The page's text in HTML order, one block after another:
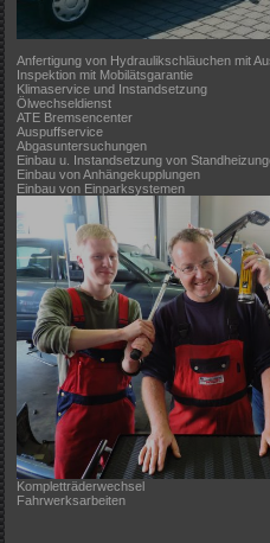
Anfertigung von Hydraulikschläuchen mit
Inspektion mit Mobilätsgarantie
Klimaservice und Instandsetzung
Ölwechseldienst
ATE Bremsencenter
Auspuffservice
Abgasuntersuchungen
Einbau u. Instandsetzung von
Einbau von Anhängekupplungen
Einbau von Einparksystemen
Kompletträderwechsel
Fahrwerksarbeiten